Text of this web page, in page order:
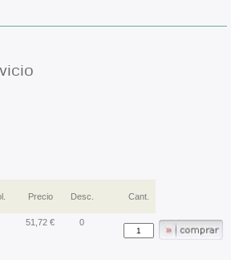
Precio Desc. Cant.
51,72 € 0